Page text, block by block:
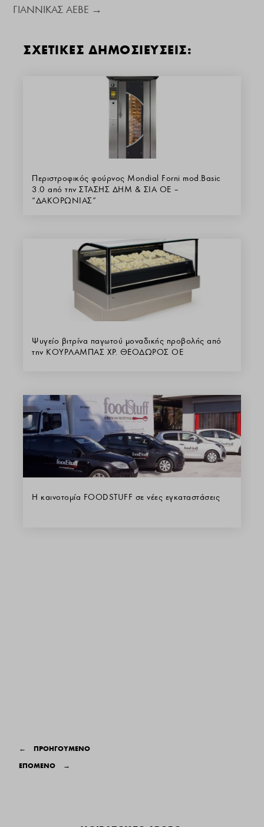
ΓΙΑΝΝΙΚΑΣ ΑΕΒΕ →
ΣΧΕΤΙΚΕΣ ΔΗΜΟΣΙΕΥΣΕΙΣ:
Περιστροφικός φούρνος Mondial Forni mod.Basic
3.0 από την ΣΤΑΣΗΣ ΔΗΜ & ΣΙΑ ΟΕ –
“ΔΑΚΟΡΩΝΙΑΣ”
Ψυγείο βιτρίνα παγωτού μοναδικής προβολής από
την ΚΟΥΡΛΑΜΠΑΣ ΧΡ. ΘΕΟΔΩΡΟΣ ΟΕ
Η καινοτομία FOODSTUFF σε νέες εγκαταστάσεις
←
ΠΡΟΗΓΟΥΜΕΝΟ
ΕΠΟΜΕΝΟ
→